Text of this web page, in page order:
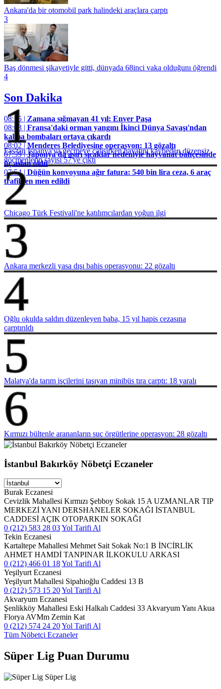
Ankara'da bir otomobil park halindeki araçlara çarptı
3
Baş dönmesi şikayetiyle gitti, dünyada 68inci vaka olduğunı öğrendi
4
Son Dakika
08:15 | Zamana sığmayan 41 yıl: Enver Paşa
08:03 | Fransa'daki orman yangını İkinci Dünya Savaşı'ndan
kalma bombaları ortaya çıkardı
08:02 |Menderes Belediyesine operasyon: 13 gözaltı
07:59 |Japonya'da aşırı sıcaklar nedeniyle hayvanat bahçesinde
üç aslan öldü
07:54 | Düğün konvoyuna ağır fatura: 540 bin lira ceza, 6 araç
trafikten men edildi
1
Fas'tan İspanya'ya geçmeye çalışırken hayatını kaybeden düzensiz
göçmenlerin sayısı 57'ye çıktı
2
Chicago Türk Festivali'ne katılımcılardan yoğun ilgi
3
Ankara merkezli yasa dışı bahis operasyonu: 22 gözaltı
4
Oğlu okulda saldırı düzenleyen baba, 15 yıl hapis cezasına
çarptırıldı
5
Malatya'da tarım işçilerini taşıyan minibüs tıra çarptı: 18 yaralı
6
Kırmızı bültenle arananların suç örgütlerine operasyon: 28 gözaltı
İstanbul Bakırköy Nöbetçi Eczaneler
Burak Eczanesi
Cevizlik Mahallesi Kırmızı Şebboy Sokak 15 A UZMANLAR TIP
MERKEZİ YANI DERSHANELER SOKAĞI İSTANBUL
CADDESİ AÇIK OTOPARKIN SOKAĞI
0 (212) 583 28 03Yol Tarifi Al
Tekin Eczanesi
Kartaltepe Mahallesi Mehmet Sait Sokak No:1 B İNCİRLİK
AHMET HAMDİ TANPINAR İLKOKULU ARKASI
0 (212) 466 01 18Yol Tarifi Al
Yeşilyurt Eczanesi
Yeşilyurt Mahallesi Sipahioğlu Caddesi 13 B
0 (212) 573 15 20Yol Tarifi Al
Akvaryum Eczanesi
Şenlikköy Mahallesi Eski Halkalı Caddesi 33 Akvaryum Yanı Akua
Florya AVMm Zemin Kat
0 (212) 574 24 20Yol Tarifi Al
Tüm Nöbetçi Eczaneler
Süper Lig Puan Durumu
Süper Lig